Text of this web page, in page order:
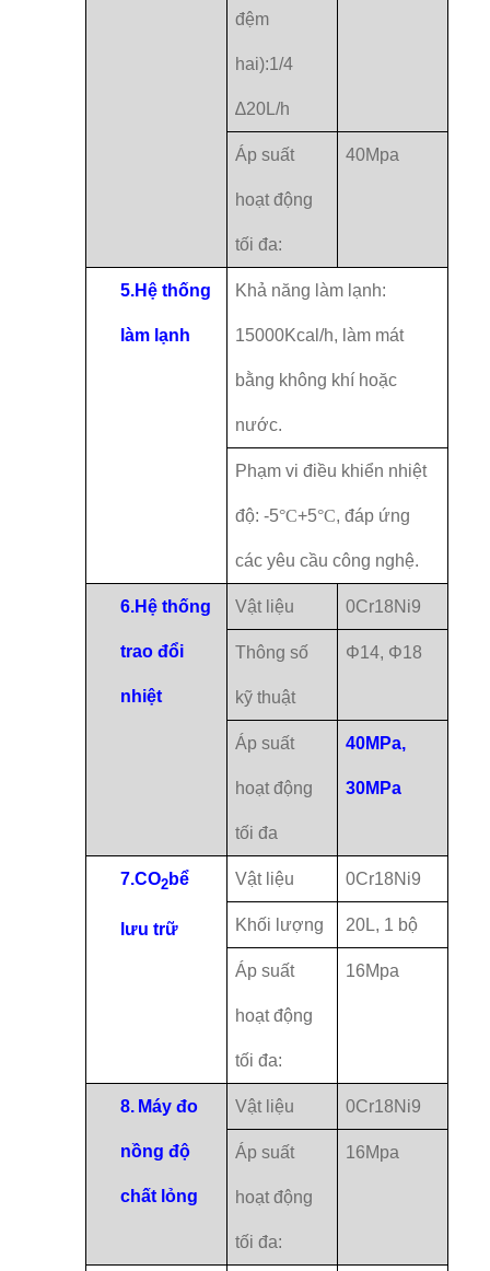
đệm
hai):1/4
∆20L/h
Áp suất
hoạt động
tối đa:
40Mpa
5.Hệ thống
làm lạnh
Khả năng làm lạnh:
15000Kcal/h, làm mát
bằng không khí hoặc
nước.
Phạm vi điều khiển nhiệt
độ: -5°C+5°C, đáp ứng
các yêu cầu công nghệ.
6.Hệ thống
trao đổi
nhiệt
Vật liệu 0Cr18Ni9
Thông số
kỹ thuật
Φ14, Φ18
Áp suất
hoạt động
tối đa
40MPa,
30MPa
7.CO2bể
lưu trữ
Vật liệu 0Cr18Ni9
Khối lượng 20L, 1 bộ
Áp suất
hoạt động
tối đa:
16Mpa
8. Máy đo
nồng độ
chất lỏng
Vật liệu 0Cr18Ni9
Áp suất
hoạt động
tối đa:
16Mpa